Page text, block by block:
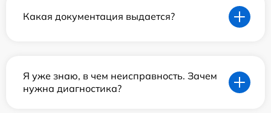
Какая документация выдается?
Я уже знаю, в чем неисправность. Зачем
нужна диагностика?